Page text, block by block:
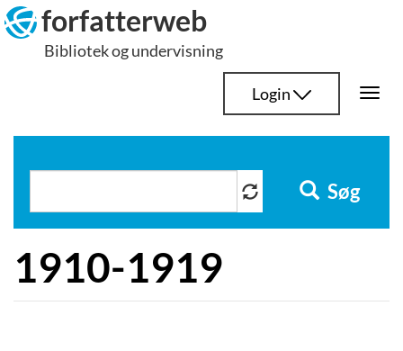
Hop
til
indhold
forfatterweb
Bibliotek og undervisning
Login
Søg
1910-1919